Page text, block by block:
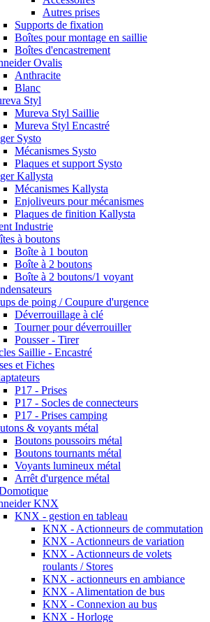
Autres prises
Supports de fixation
Boîtes pour montage en saillie
Boîtes d'encastrement
Ovalis
Anthracite
Blanc
Styl
Mureva Styl Saillie
Mureva Styl Encastré
Systo
Mécanismes Systo
Plaques et support Systo
Kallysta
Mécanismes Kallysta
Enjoliveurs pour mécanismes
Plaques de finition Kallysta
Industrie
à boutons
Boîte à 1 bouton
Boîte à 2 boutons
Boîte à 2 boutons/1 voyant
de poing / Coupure d'urgence
Déverrouillage à clé
Tourner pour déverrouiller
Pousser - Tirer
Saillie - Encastré
et Fiches
P17 - Prises
P17 - Socles de connecteurs
P17 - Prises camping
& voyants métal
Boutons poussoirs métal
Boutons tournants métal
Voyants lumineux métal
Arrêt d'urgence métal
KNX
KNX - gestion en tableau
KNX - Actionneurs de commutation
KNX - Actionneurs de variation
KNX - Actionneurs de volets
roulants / Stores
KNX - actionneurs en ambiance
KNX - Alimentation de bus
KNX - Connexion au bus
KNX - Horloge